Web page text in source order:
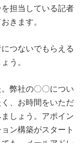
担当している記者
きます。
つないでもらえる
う。
弊社の〇〇につい
、お時間をいただ
しょう。アポイン
ン構築がスタート